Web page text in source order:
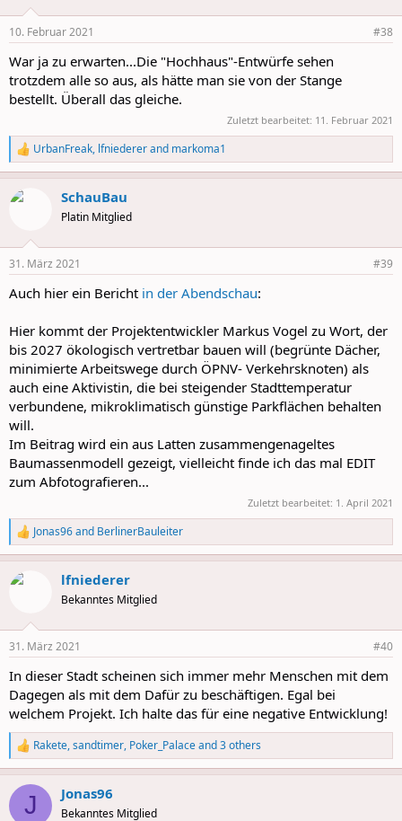
s
10. Februar 2021 #38
War ja zu erwarten...Die "Hochhaus"-Entwürfe sehen
trotzdem alle so aus, als hätte man sie von der Stange
bestellt. Überall das gleiche.
Zuletzt bearbeitet: 11. Februar 2021
R
e
a
c
s
UrbanFreak, lfniedererand markoma1
SchauBau
Platin Mitglied
31. März 2021 #39
Auch hier ein Bericht in der Abendschau:
Hier kommt der Projektentwickler Markus Vogel zu Wort, der
bis 2027 ökologisch vertretbar bauen will (begrünte Dächer,
minimierte Arbeitswege durch ÖPNV- Verkehrsknoten) als
auch eine Aktivistin, die bei steigender Stadttemperatur
verbundene, mikroklimatisch günstige Parkflächen behalten
will.
Im Beitrag wird ein aus Latten zusammengenageltes
Baumassenmodell gezeigt, vielleicht finde ich das mal EDIT
zum Abfotografieren...
Zuletzt bearbeitet: 1. April 2021
R
e
a
c
s
Jonas96and BerlinerBauleiter
lfniederer
Bekanntes Mitglied
31. März 2021 #40
In dieser Stadt scheinen sich immer mehr Menschen mit dem
Dagegen als mit dem Dafür zu beschäftigen. Egal bei
welchem Projekt. Ich halte das für eine negative Entwicklung!
R
e
a
c
Rakete,sandtimer, Poker_Palaceand 3 others
J Jonas96
Bekanntes Mitglied